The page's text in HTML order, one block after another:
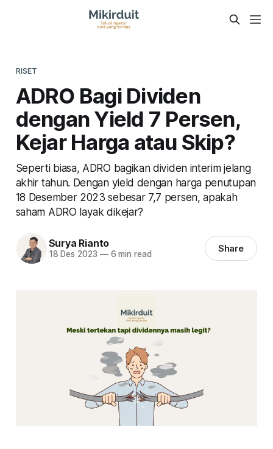
RISET
ADRO Bagi Dividen
dengan Yield 7 Persen,
Kejar Harga atau Skip?
Seperti biasa, ADRO bagikan dividen interim jelang
akhir tahun. Dengan yield dengan harga penutupan
18 Desember 2023 sebesar 7,7 persen, apakah
saham ADRO layak dikejar?
Surya Rianto
18 Des 2023 —6 min read Share